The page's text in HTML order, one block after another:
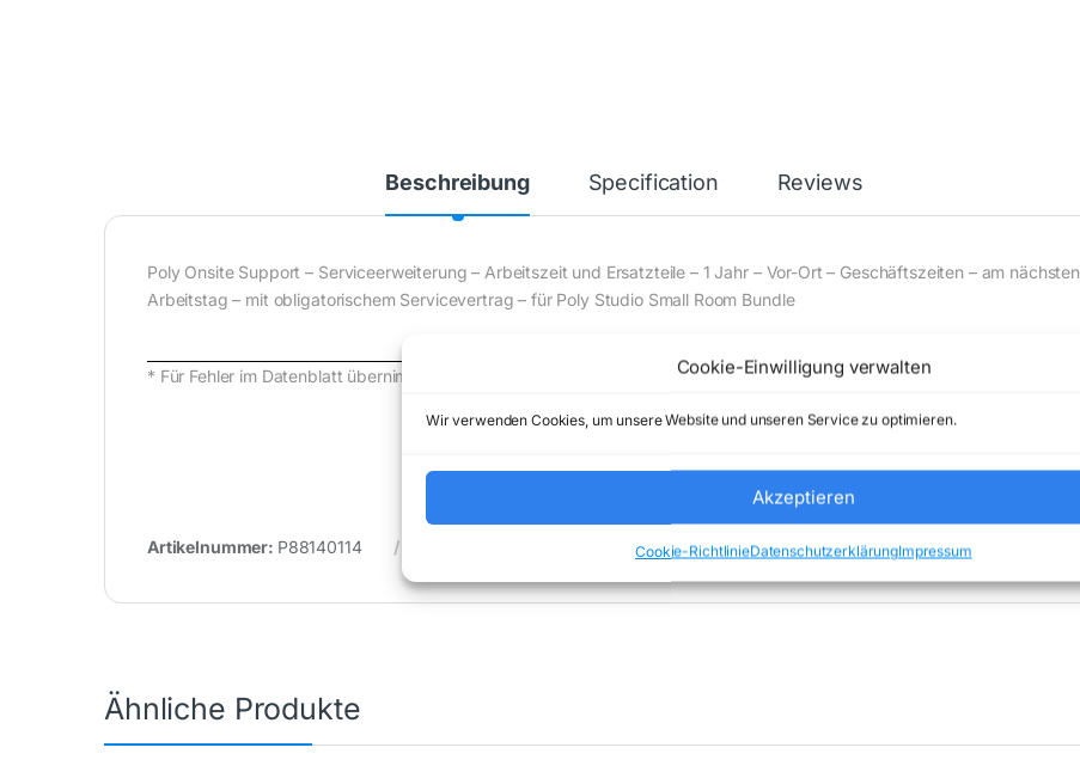
Cookie-Einwilligung verwalten
Wir verwenden Cookies, um unsere Website und unseren Service zu optimieren.
Akzeptieren
Cookie-RichtlinieDatenschutzerklärungImpressum
Beschreibung Specification Reviews
Poly Onsite Support – Serviceerweiterung – Arbeitszeit und Ersatzteile – 1 Jahr – Vor-Ort – Geschäftszeiten – am nächsten
Arbeitstag – mit obligatorischem Servicevertrag – für Poly Studio Small Room Bundle
* Für Fehler im Datenblatt übernimmt (buy-net.de) Comstex GmbH & Co. KG keine Haftung ( 202608062000 )
Artikelnummer: P88140114 Marke:HP INC
Ähnliche Produkte